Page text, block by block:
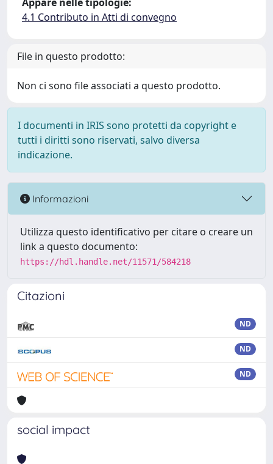
4.1 Contributo in Atti di convegno
File in questo prodotto:
Non ci sono file associati a questo prodotto.
I documenti in IRIS sono protetti da copyright e
tutti i diritti sono riservati, salvo diversa
indicazione.
Informazioni
Utilizza questo identificativo per citare o creare un
link a questo documento:
https://hdl.handle.net/11571/584218
Citazioni
ND
ND
ND
social impact